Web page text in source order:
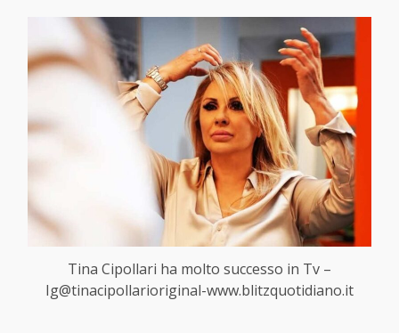
Tina Cipollari ha molto successo in Tv –
Ig@tinacipollarioriginal-www.blitzquotidiano.it